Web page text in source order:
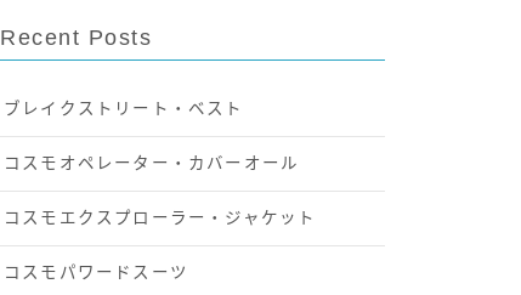
Recent Posts
ブレイクストリート・ベスト
コスモオペレーター・カバーオール
コスモエクスプローラー・ジャケット
コスモパワードスーツ